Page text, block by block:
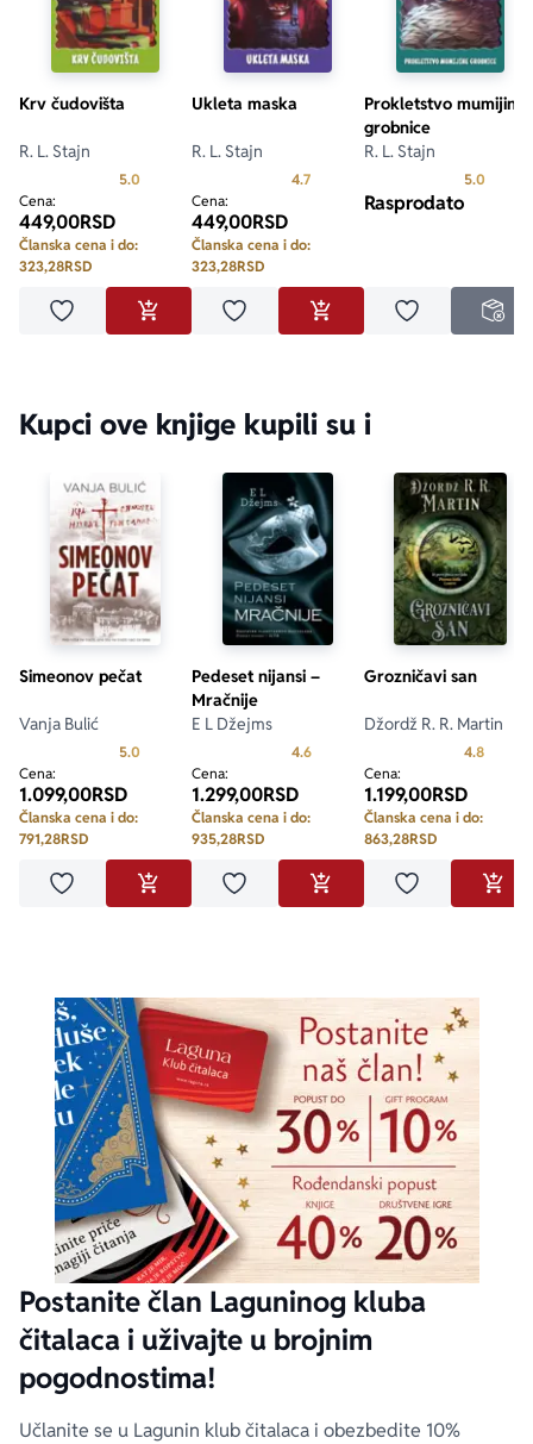
Krv čudovišta
R. L. Stajn
5.0 Prosecna ocena je 5.0 od 5
Cena:
449,00RSD
Članska cena i do:
323,28RSD
Dodaj u omiljeneDODAJ U KORPU
Ukleta maska
R. L. Stajn
4.7Prosecna ocena je 4.7 od 5
Cena:
449,00RSD
Članska cena i do:
323,28RSD
Dodaj u omiljeneDODAJ U KORPU
Prokletstvo mumijine
grobnice
R. L. Stajn
5.0
Rasprodato
Dodaj u
Kupci ove knjige kupili su i
Simeonov pečat
Vanja Bulić
5.0 Prosecna ocena je 5.0 od 5
Cena:
1.099,00RSD
Članska cena i do:
791,28RSD
Dodaj u omiljeneDODAJ U KORPU
Pedeset nijansi –
Mračnije
E L Džejms
4.6Prosecna ocena je 4.6 od 5
Cena:
1.299,00RSD
Članska cena i do:
935,28RSD
Dodaj u omiljeneDODAJ U KORPU
Grozničavi san
Džordž R. R. Martin
4.8
Cena:
1.199,00RSD
Članska cena i do:
863,28RSD
Dodaj u
Postanite član Laguninog kluba
čitalaca i uživajte u brojnim
pogodnostima!
Učlanite se u Lagunin klub čitalaca i obezbedite 10%